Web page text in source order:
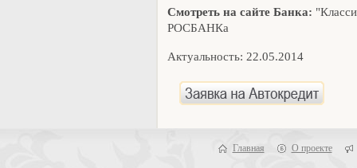
Смотреть на сайте Банка:
РОСБАНКа
Актуальность: 22.05.2014
Главная О проекте